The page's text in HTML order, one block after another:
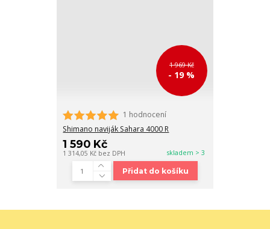
1 969 Kč
- 19 %
1 hodnocení
Shimano naviják Sahara 4000 R
1 590 Kč
1 314,05 Kč bez DPH skladem > 3
Přidat do košíku